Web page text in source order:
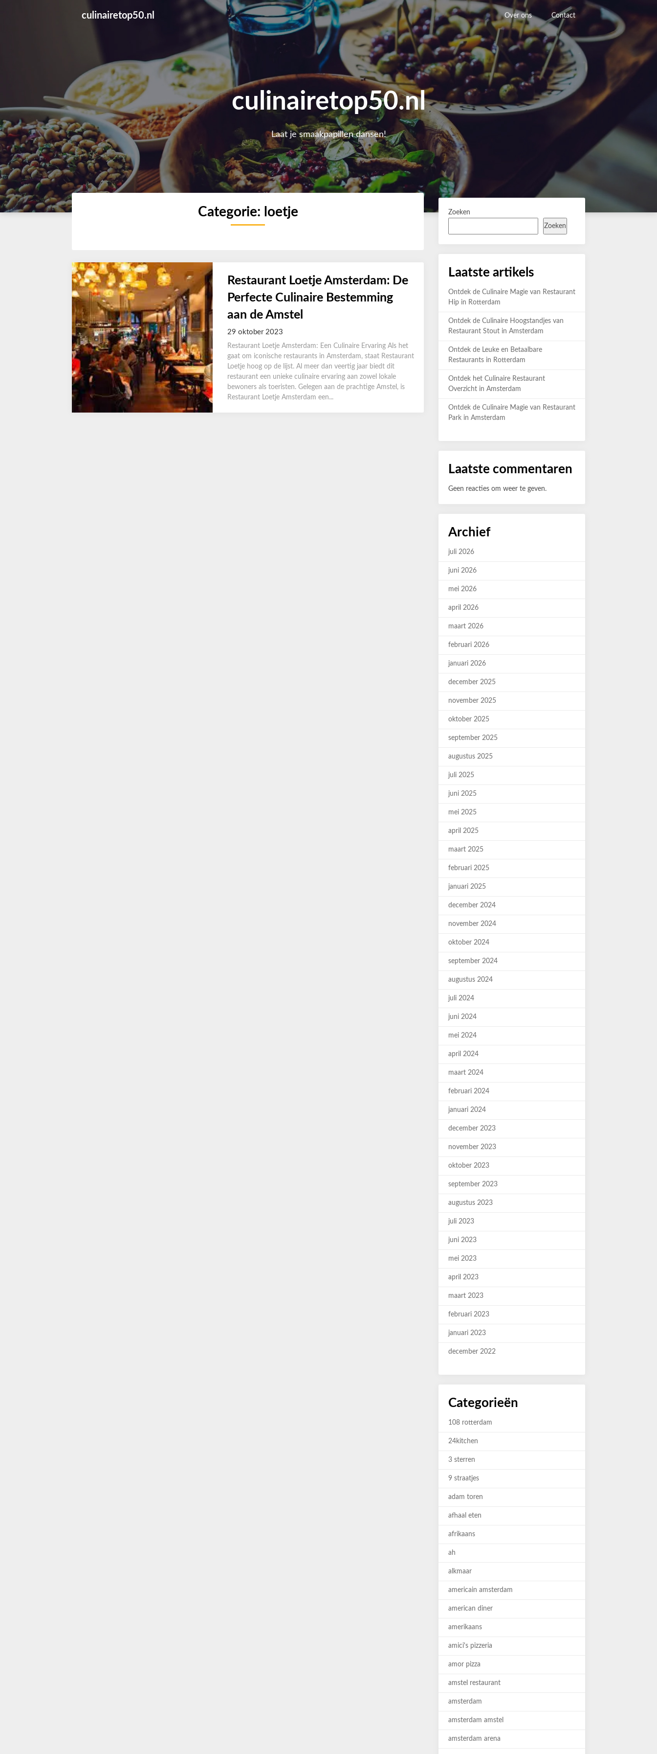
culinairetop50.nl Over ons Contact
culinairetop50.nl
Laat je smaakpapillen dansen!
Categorie: loetje
Restaurant Loetje Amsterdam: De
Perfecte Culinaire Bestemming
aan de Amstel
29 oktober 2023
Restaurant Loetje Amsterdam: Een Culinaire Ervaring Als het
gaat om iconische restaurants in Amsterdam, staat Restaurant
Loetje hoog op de lijst. Al meer dan veertig jaar biedt dit
restaurant een unieke culinaire ervaring aan zowel lokale
bewoners als toeristen. Gelegen aan de prachtige Amstel, is
Restaurant Loetje Amsterdam een...
Zoeken
Zoeken
Laatste artikels
Ontdek de Culinaire Magie van Restaurant
Hip in Rotterdam
Ontdek de Culinaire Hoogstandjes van
Restaurant Stout in Amsterdam
Ontdek de Leuke en Betaalbare
Restaurants in Rotterdam
Ontdek het Culinaire Restaurant
Overzicht in Amsterdam
Ontdek de Culinaire Magie van Restaurant
Park in Amsterdam
Laatste commentaren
Geen reacties om weer te geven.
Archief
juli 2026
juni 2026
mei 2026
april 2026
maart 2026
februari 2026
januari 2026
december 2025
november 2025
oktober 2025
september 2025
augustus 2025
juli 2025
juni 2025
mei 2025
april 2025
maart 2025
februari 2025
januari 2025
december 2024
november 2024
oktober 2024
september 2024
augustus 2024
juli 2024
juni 2024
mei 2024
april 2024
maart 2024
februari 2024
januari 2024
december 2023
november 2023
oktober 2023
september 2023
augustus 2023
juli 2023
juni 2023
mei 2023
april 2023
maart 2023
februari 2023
januari 2023
december 2022
Categorieën
108 rotterdam
24kitchen
3 sterren
9 straatjes
adam toren
afhaal eten
afrikaans
ah
alkmaar
americain amsterdam
american diner
amerikaans
amici's pizzeria
amor pizza
amstel restaurant
amsterdam
amsterdam amstel
amsterdam arena